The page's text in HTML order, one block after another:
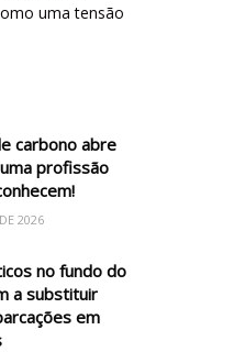
uma tensão
carbono abre
profissão
2026
no fundo do
a substituir
em